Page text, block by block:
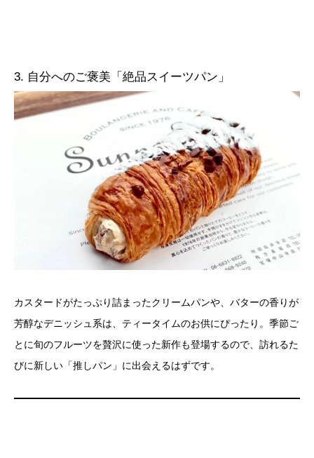
3. 自分へのご褒美「絶品スイーツパン」
カスタードがたっぷり詰まったクリームパンや、バターの香りが
芳醇なデニッシュ系は、ティータイムのお供にぴったり。季節ご
とに旬のフルーツを贅沢に使った新作も登場するので、訪れるた
びに新しい「推しパン」に出会えるはずです。